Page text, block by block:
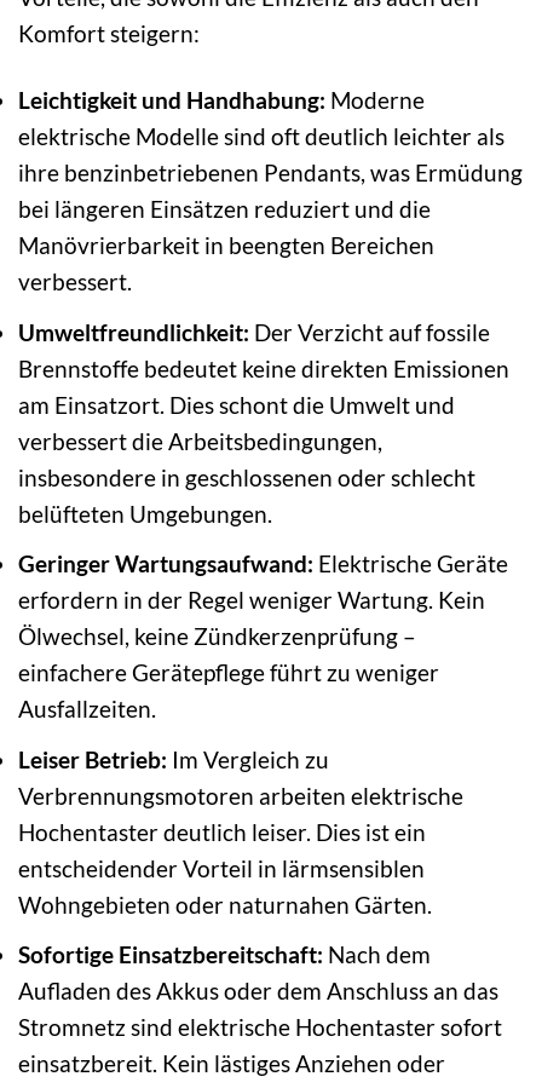
Komfort steigern:
Leichtigkeit und Handhabung: Moderne
elektrische Modelle sind oft deutlich leichter als
ihre benzinbetriebenen Pendants, was Ermüdung
bei längeren Einsätzen reduziert und die
Manövrierbarkeit in beengten Bereichen
verbessert.
Umweltfreundlichkeit: Der Verzicht auf fossile
Brennstoffe bedeutet keine direkten Emissionen
am Einsatzort. Dies schont die Umwelt und
verbessert die Arbeitsbedingungen,
insbesondere in geschlossenen oder schlecht
belüfteten Umgebungen.
Geringer Wartungsaufwand: Elektrische Geräte
erfordern in der Regel weniger Wartung. Kein
Ölwechsel, keine Zündkerzenprüfung –
einfachere Gerätepflege führt zu weniger
Ausfallzeiten.
Leiser Betrieb: Im Vergleich zu
Verbrennungsmotoren arbeiten elektrische
Hochentaster deutlich leiser. Dies ist ein
entscheidender Vorteil in lärmsensiblen
Wohngebieten oder naturnahen Gärten.
Sofortige Einsatzbereitschaft: Nach dem
Aufladen des Akkus oder dem Anschluss an das
Stromnetz sind elektrische Hochentaster sofort
einsatzbereit. Kein lästiges Anziehen oder